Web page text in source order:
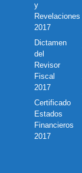
y
Revelaciones
2017
Dictamen
del
Revisor
Fiscal
2017
Certificado
Estados
Financieros
2017